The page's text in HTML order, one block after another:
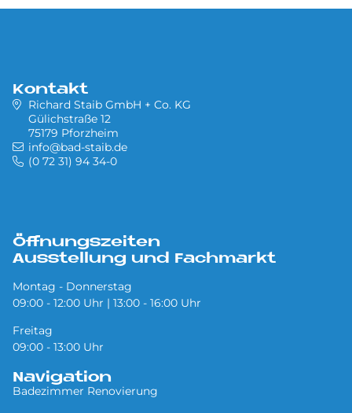
Kontakt
Richard Staib GmbH + Co. KG
Gülichstraße 12
75179 Pforzheim
info@bad-staib.de
(0 72 31) 94 34-0
Öffnungszeiten
Ausstellung und Fachmarkt
Montag - Donnerstag
09:00 - 12:00 Uhr | 13:00 - 16:00 Uhr
Freitag
09:00 - 13:00 Uhr
Navigation
Badezimmer Renovierung